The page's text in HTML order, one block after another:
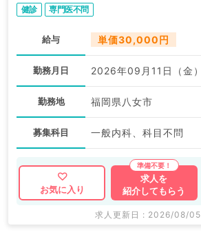
健診 専門医不問
給与 単価30,000円
勤務月日 2026年09月11日（金）
勤務地 福岡県八女市
募集科目 一般内科、科目不問
お気に入り
求人を
紹介してもらう
求人更新日 : 2026/08/05